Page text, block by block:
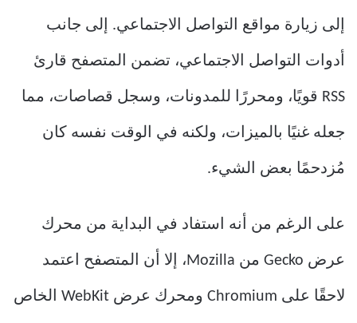
إلى زيارة مواقع التواصل الاجتماعي. إلى جانب
أدوات التواصل الاجتماعي، تضمن المتصفح قارئ
RSS قويًا، ومحررًا للمدونات، وسجل قصاصات، مما
جعله غنيًا بالميزات، ولكنه في الوقت نفسه كان
مُزدحمًا بعض الشيء.
على الرغم من أنه استفاد في البداية من محرك
عرض Gecko من Mozilla، إلا أن المتصفح اعتمد
لاحقًا على Chromium ومحرك عرض WebKit الخاص